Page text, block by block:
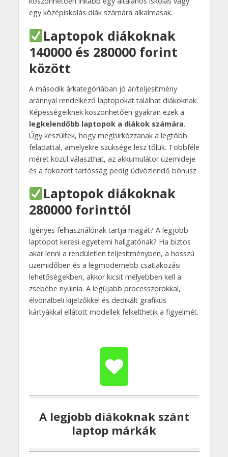
egy középiskolás diák számára alkalmasak.
Laptopok diákoknak
140000 és 280000 forint
között
A második árkategóriában jó ár/teljesítmény
aránnyal rendelkező laptopokat találhat diákoknak.
Képességeiknek köszönhetően gyakran ezek a
legkelendőbb laptopok a diákok számára.
Úgy készültek, hogy megbirkózzanak a legtöbb
feladattal, amelyekre szüksége lesz tőlük. Többféle
méret közül választhat, az akkumulátor üzemideje
és a fokozott tartósság pedig üdvözlendő bónusz.
Laptopok diákoknak
280000 forinttól
Igényes felhasználónak tartja magát? A legjobb
laptopot keresi egyetemi hallgatónak? Ha biztos
akar lenni a rendületlen teljesítményben, a hosszú
üzemidőben és a legmodernebb csatlakozási
lehetőségekben, akkor kicsit mélyebben kell a
zsebébe nyúlnia. A legújabb processzorokkal,
élvonalbeli kijelzőkkel és dedikált grafikus
kártyákkal ellátott modellek felkelthetik a figyelmét.
A legjobb diákoknak szánt
laptop márkák